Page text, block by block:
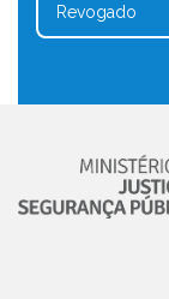
Revogado